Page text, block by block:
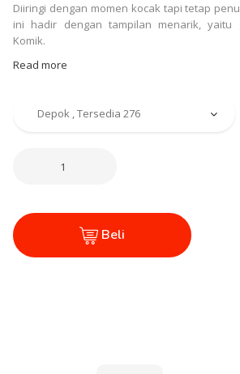
Diiringi dengan momen kocak tapi tetap
ini hadir dengan tampilan menarik, yaitu
Komik.
Read more
Beli